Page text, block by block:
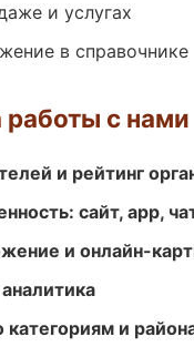
и услугах
в справочнике
с нами
и рейтинг
сайт, app,
и онлайн-
и